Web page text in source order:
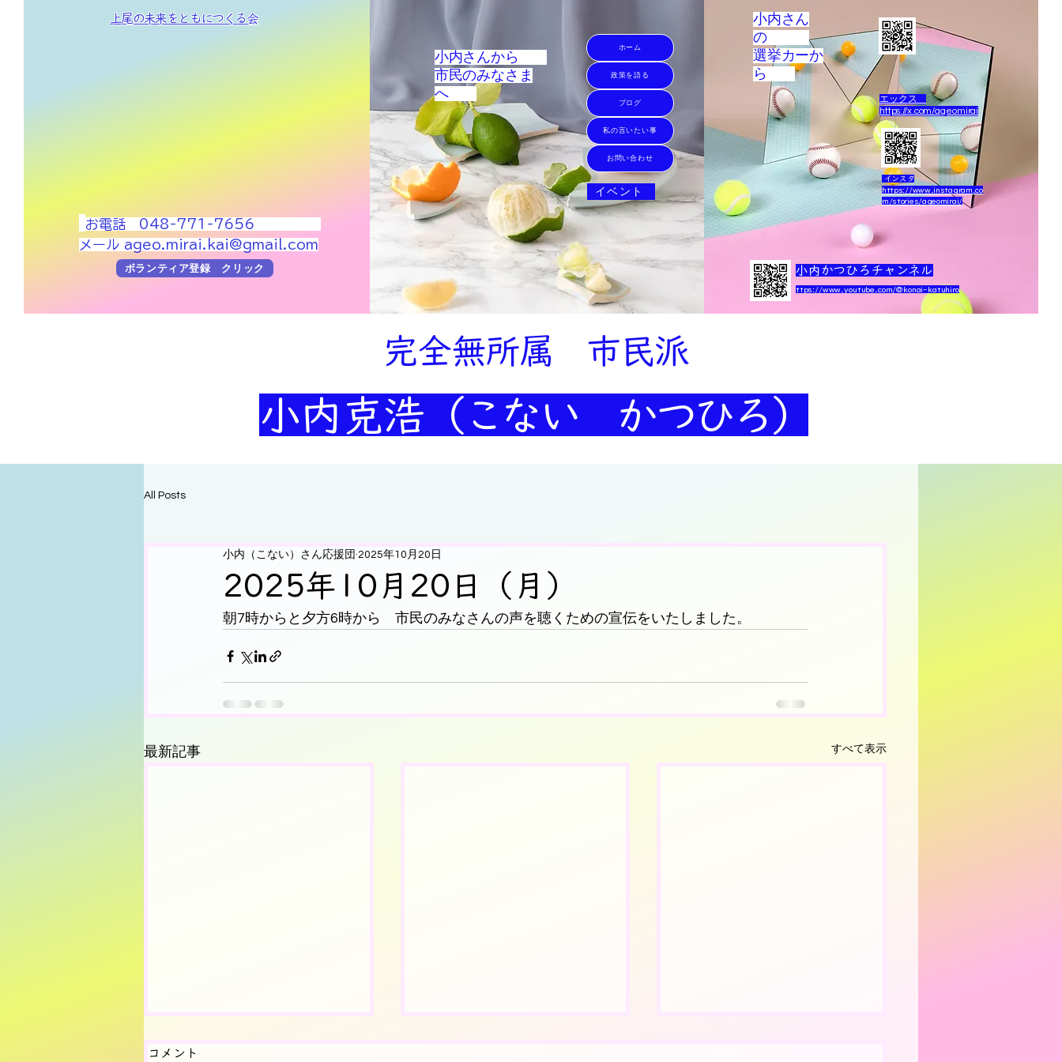
上尾の未来をともにつくる会
お電話 048-771-7656
メール ageo.mirai.kai@gmail.com
ボランティア登録 クリック
小内さんから
市民のみなさま
へ
ホーム
政策を語る
ブログ
私の言いたい事
お問い合わせ
イベント
小内さん
の
選挙カーか
ら
エック ス
https://x.com/ageomirai
インスタ
https://www.instagram.co
m/stories/ageomirai/
小内かつひろチャンネル
ttps://www.youtube.com/@konai-katuhiro
完全無所属 市民派
小内克浩 （こない かつひろ）
All Posts
2025年10月20日（月）
小内（こない）さん応援団 2025年10月20日
朝7時からと夕方6時から　市民のみなさんの声を聴くための宣伝をいたしました。
最新記事 すべて表示
コメント